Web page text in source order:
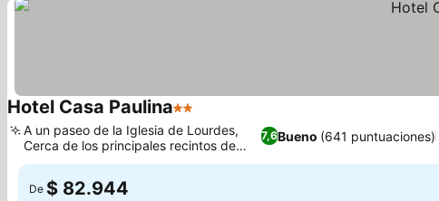
Hotel Casa Paulina2 Estrellas
7,6Bueno (641 puntuaciones)
A un paseo de la Iglesia de Lourdes,
Cerca de los principales recintos de
eventos
De $ 82.944